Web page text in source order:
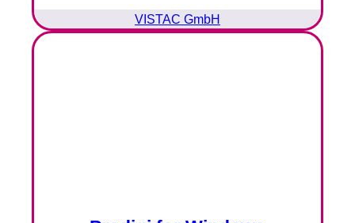
VISTAC GmbH